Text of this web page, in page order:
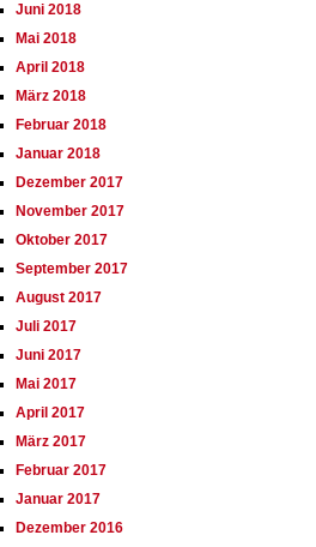
Juni 2018
Mai 2018
April 2018
März 2018
Februar 2018
Januar 2018
Dezember 2017
November 2017
Oktober 2017
September 2017
August 2017
Juli 2017
Juni 2017
Mai 2017
April 2017
März 2017
Februar 2017
Januar 2017
Dezember 2016